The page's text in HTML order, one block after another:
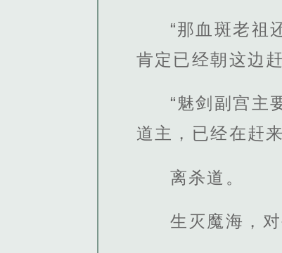
“那血斑老祖
肯定已经朝这边
“魅剑副宫主
道主，已经在赶
离杀道。
生灭魔海，